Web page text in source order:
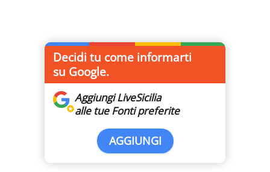
Decidi tu come informarti
su Google.
Aggiungi LiveSicilia
alle tue Fonti preferite
AGGIUNGI